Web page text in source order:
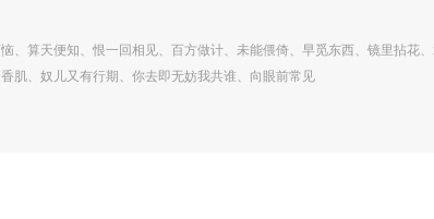
、算天便知、恨一回相见、百方做计、未能偎倚、早觅东西、镜里拈花
肌、奴儿又有行期、你去即无妨我共谁、向眼前常见